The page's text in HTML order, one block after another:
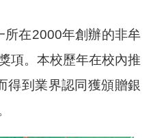
所在2000年創辦的非牟
項。本校歷年在校內推
得到業界認同獲頒贈銀